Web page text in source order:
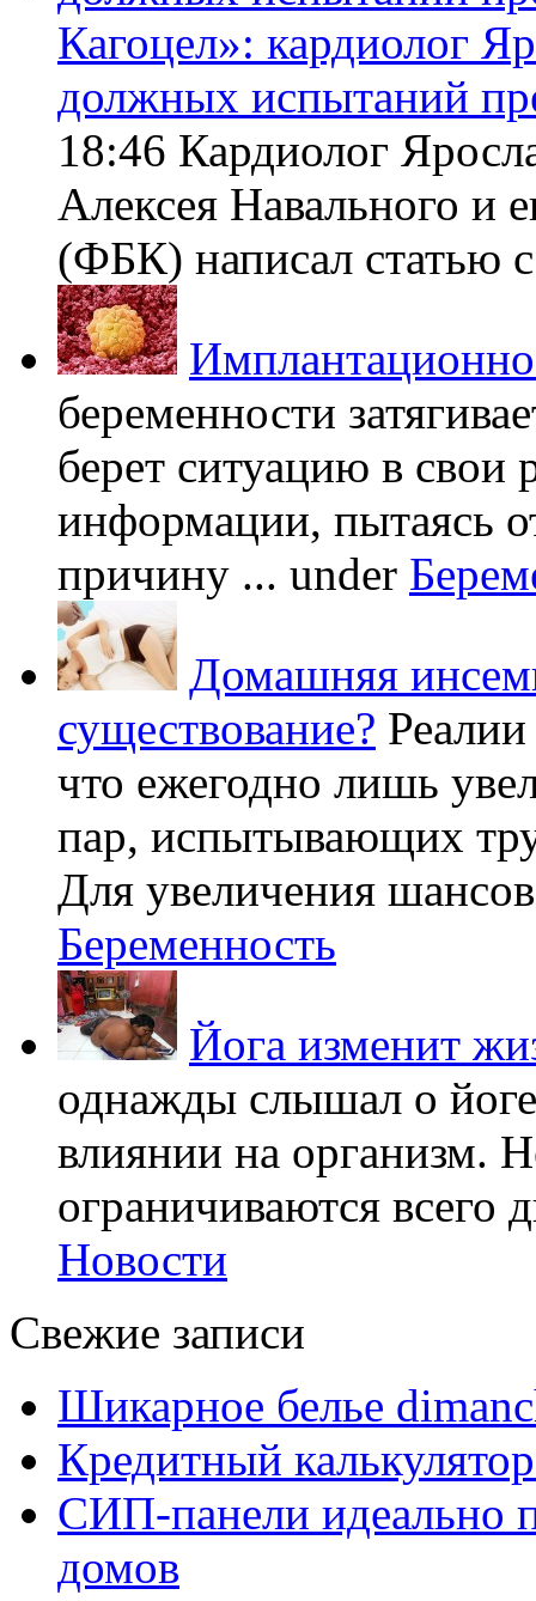
Кагоцел»: кардиолог
должных испытаний
18:46 Кардиолог
Алексея Навального и
(ФБК) написал статью
беременности
берет ситуацию в свои
информации, пытаясь
причину ... under
Домашняя
существование?
что ежегодно лишь
пар, испытывающих
Для увеличения
Беременность
Йога изменит
однажды слышал о
влиянии на организм.
ограничиваются всего
Новости
Свежие записи
Шикарное белье
Кредитный
СИП-панели идеально
домов